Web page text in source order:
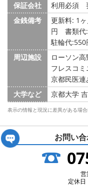
保証会社
利用必須
金銭備考
更新料: 1ヶ
円
書類
駐輪代
周辺施設
ローソン
フレスコ
京都民医
大学など
京都大学
表示の情報と現況に差異がある場合
お問い
営
定休日